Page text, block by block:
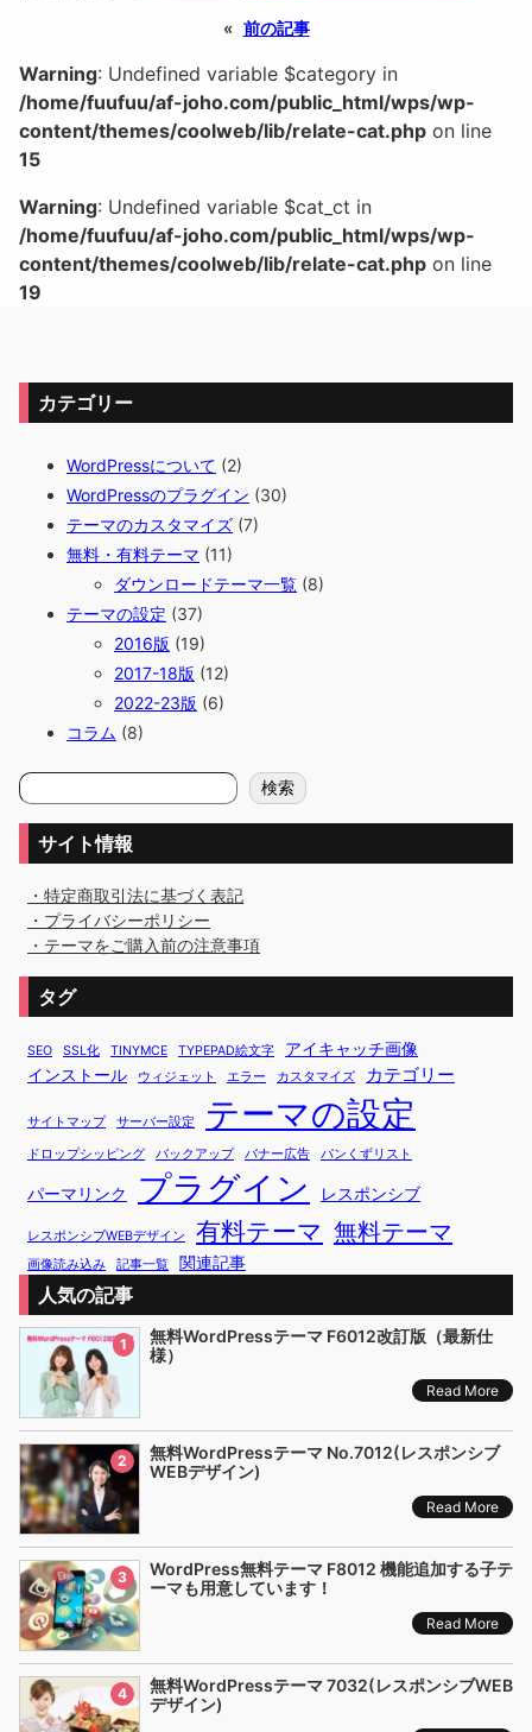
« 前の記事
Warning: Undefined variable $category in
/home/fuufuu/af-joho.com/public_html/wps/wp-
content/themes/coolweb/lib/relate-cat.php on line
15
Warning: Undefined variable $cat_ct in
/home/fuufuu/af-joho.com/public_html/wps/wp-
content/themes/coolweb/lib/relate-cat.php on line
19
カテゴリー
WordPressについて (2)
WordPressのプラグイン (30)
テーマのカスタマイズ (7)
無料・有料テーマ (11)
ダウンロードテーマ一覧 (8)
テーマの設定 (37)
2016版 (19)
2017-18版 (12)
2022-23版 (6)
コラム (8)
検
索
検索
サイト情報
・特定商取引法に基づく表記
・プライバシーポリシー
・テーマをご購入前の注意事項
タグ
SEO SSL化 TINYMCE TYPEPAD絵文字
アイキャッチ画像
インストール
ウィジェット エラー カスタマイズ カテゴリー
サイトマップ サーバー設定 テーマの設定
ドロップシッピング バックアップ バナー広告 パンくずリスト
パーマリンク プラグイン レスポンシブ
レスポンシブWEBデザイン 有料テーマ 無料テーマ
画像読み込み 記事一覧 関連記事
人気の記事
1
無料WordPressテーマ F6012改訂版（最新仕
様）
Read More
2
無料WordPressテーマ No.7012(レスポンシブ
WEBデザイン)
Read More
3
WordPress無料テーマ F8012 機能追加する子テ
ーマも用意しています！
Read More
4
無料WordPressテーマ 7032(レスポンシブWEB
デザイン)